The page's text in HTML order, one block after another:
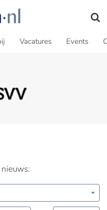
Vacatures Events